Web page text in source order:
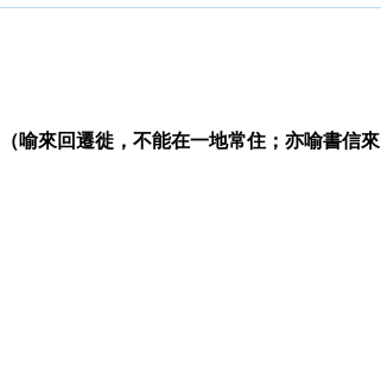
（喻來回遷徙，不能在一地常住；亦喻書信來